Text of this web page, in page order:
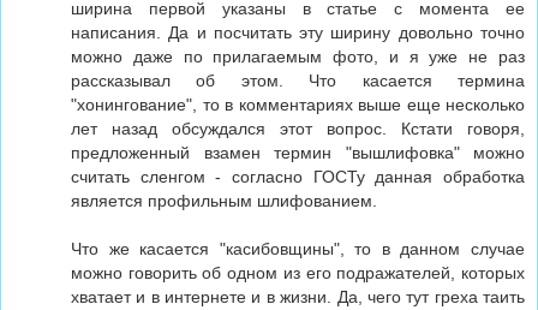
ширина первой указаны в статье с момента ее
написания. Да и посчитать эту ширину довольно точно
можно даже по прилагаемым фото, и я уже не раз
рассказывал об этом. Что касается термина
"хонингование", то в комментариях выше еще несколько
лет назад обсуждался этот вопрос. Кстати говоря,
предложенный взамен термин "вышлифовка" можно
считать сленгом - согласно ГОСТу данная обработка
является профильным шлифованием.
Что же касается "касибовщины", то в данном случае
можно говорить об одном из его подражателей, которых
хватает и в интернете и в жизни. Да, чего тут греха таить